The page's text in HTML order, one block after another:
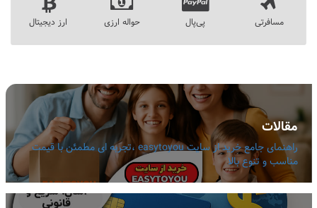
مسافرتی پی‌پال حواله ارزی ارز دیجیتال
مقالات
راهنمای جامع خرید از سایت easytoyou ،تجربه ای مطمئن با قیمت
مناسب و تنوع بالا